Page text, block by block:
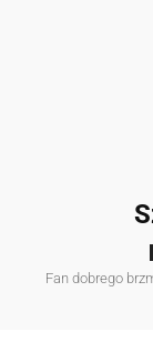
Fan dobrego